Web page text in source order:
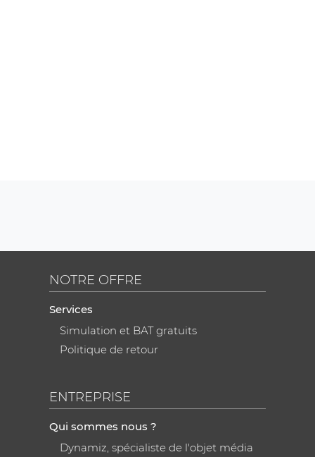
NOTRE OFFRE
Services
Simulation et BAT gratuits
Politique de retour
ENTREPRISE
Qui sommes nous ?
Dynamiz, spécialiste de l'objet média